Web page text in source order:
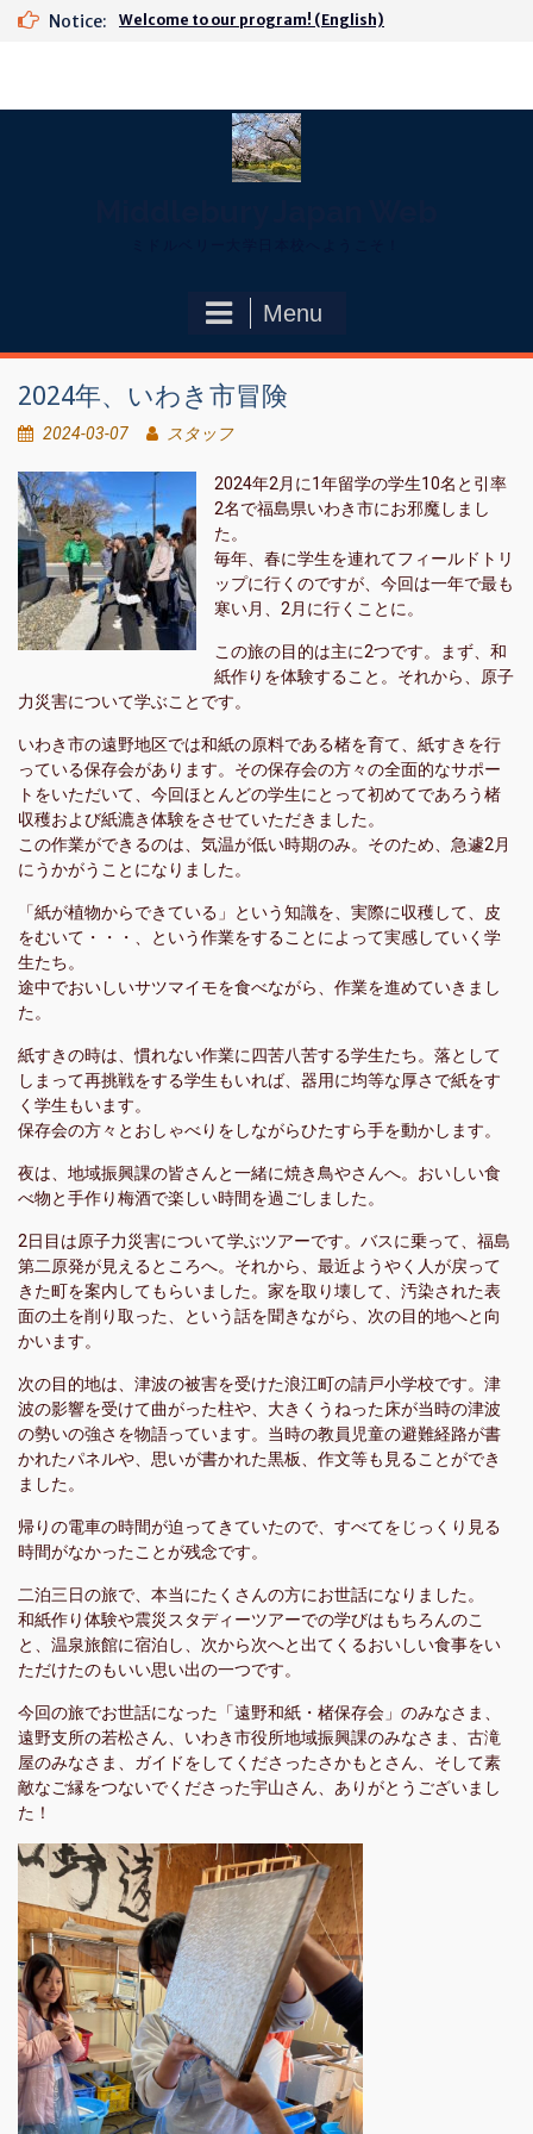
Skip
Notice: Welcome to our program! (English)
Menu
2024年、いわき市冒険
2024-03-07 スタッフ
2024年2月に1年留学の学生10名と引率
2名で福島県いわき市にお邪魔しまし
た。
毎年、春に学生を連れてフィールドトリ
ップに行くのですが、今回は一年で最も
寒い月、2月に行くことに。
この旅の目的は主に2つです。まず、和
紙作りを体験すること。それから、原子
力災害について学ぶことです。
いわき市の遠野地区では和紙の原料である楮を育て、紙すきを行
っている保存会があります。その保存会の方々の全面的なサポー
トをいただいて、今回ほとんどの学生にとって初めてであろう楮
収穫および紙漉き体験をさせていただきました。
この作業ができるのは、気温が低い時期のみ。そのため、急遽2月
にうかがうことになりました。
「紙が植物からできている」という知識を、実際に収穫して、皮
をむいて・・・、という作業をすることによって実感していく学
生たち。
途中でおいしいサツマイモを食べながら、作業を進めていきまし
た。
紙すきの時は、慣れない作業に四苦八苦する学生たち。落として
しまって再挑戦をする学生もいれば、器用に均等な厚さで紙をす
く学生もいます。
保存会の方々とおしゃべりをしながらひたすら手を動かします。
夜は、地域振興課の皆さんと一緒に焼き鳥やさんへ。おいしい食
べ物と手作り梅酒で楽しい時間を過ごしました。
2日目は原子力災害について学ぶツアーです。バスに乗って、福島
第二原発が見えるところへ。それから、最近ようやく人が戻って
きた町を案内してもらいました。家を取り壊して、汚染された表
面の土を削り取った、という話を聞きながら、次の目的地へと向
かいます。
次の目的地は、津波の被害を受けた浪江町の請戸小学校です。津
波の影響を受けて曲がった柱や、大きくうねった床が当時の津波
の勢いの強さを物語っています。当時の教員児童の避難経路が書
かれたパネルや、思いが書かれた黒板、作文等も見ることができ
ました。
帰りの電車の時間が迫ってきていたので、すべてをじっくり見る
時間がなかったことが残念です。
二泊三日の旅で、本当にたくさんの方にお世話になりました。
和紙作り体験や震災スタディーツアーでの学びはもちろんのこ
と、温泉旅館に宿泊し、次から次へと出てくるおいしい食事をい
ただけたのもいい思い出の一つです。
今回の旅でお世話になった「遠野和紙・楮保存会」のみなさま、
遠野支所の若松さん、いわき市役所地域振興課のみなさま、古滝
屋のみなさま、ガイドをしてくださったさかもとさん、そして素
敵なご縁をつないでくださった宇山さん、ありがとうございまし
た！